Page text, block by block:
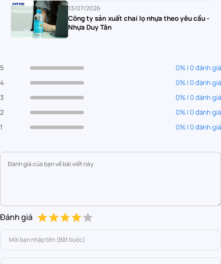
13/07/2026
Công ty sản xuất chai lọ nhựa theo yêu cầu -
Nhựa Duy Tân
5
0% | 0 đánh giá
4
0% | 0 đánh giá
3
0% | 0 đánh giá
2
0% | 0 đánh giá
1
0% | 0 đánh giá
Đánh giá